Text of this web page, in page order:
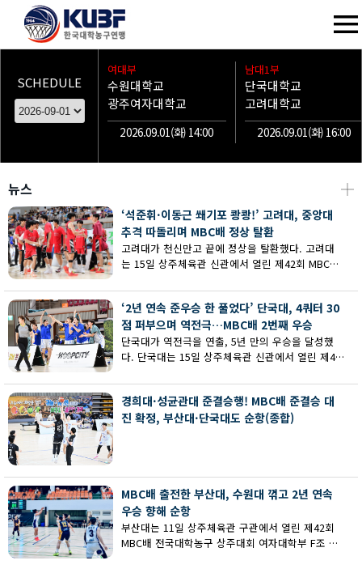
SCHEDULE
여대부
수원대학교
광주여자대학교
2026.09.01(화) 14:00
남대1부
단국대학교
고려대학교
2026.09.01(화) 16:00
뉴스 ┼
‘석준휘·이동근 쐐기포 쾅쾅!’ 고려대, 중앙대
추격 따돌리며 MBC배 정상 탈환
고려대가 천신만고 끝에 정상을 탈환했다. 고려대
는 15일 상주체육관 신관에서 열린 제42회 MBC배
추격을 따돌리며 73-62로 승리했다.
‘2년 연속 준우승 한 풀었다’ 단국대, 4쿼터 30
점 퍼부으며 역전극…MBC배 2번째 우승
단국대가 역전극을 연출, 5년 만의 우승을 달성했
다. 단국대는 15일 상주체육관 신관에서 열린 제42
서 부산대에 73-67로 역전승했다.
경희대·성균관대 준결승행! MBC배 준결승 대
진 확정, 부산대·단국대도 순항(종합)
MBC배 출전한 부산대, 수원대 꺾고 2년 연속
우승 향해 순항
부산대는 11일 상주체육관 구관에서 열린 제42회
MBC배 전국대학농구 상주대회 여자대학부 F조 예